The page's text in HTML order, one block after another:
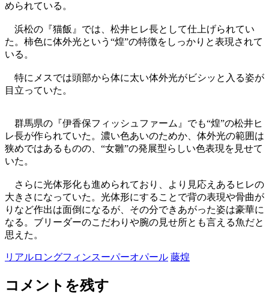
められている。
浜松の『猫飯』では、松井ヒレ長として仕上げられてい
た。柿色に体外光という“煌”の特徴をしっかりと表現されて
いる。
特にメスでは頭部から体に太い体外光がビシッと入る姿が
目立っていた。
群馬県の『伊香保フィッシュファーム』でも“煌”の松井ヒ
レ長が作られていた。濃い色あいのためか、体外光の範囲は
狭めではあるものの、“女雛”の発展型らしい色表現を見せて
いた。
さらに光体形化も進められており、より見応えあるヒレの
大きさになっていた。光体形にすることで背の表現や骨曲が
りなど作出は面倒になるが、その分できあがった姿は豪華に
なる。ブリーダーのこだわりや腕の見せ所とも言える魚だと
思えた。
リアルロングフィンスーパーオパール 藤煌
コメントを残す